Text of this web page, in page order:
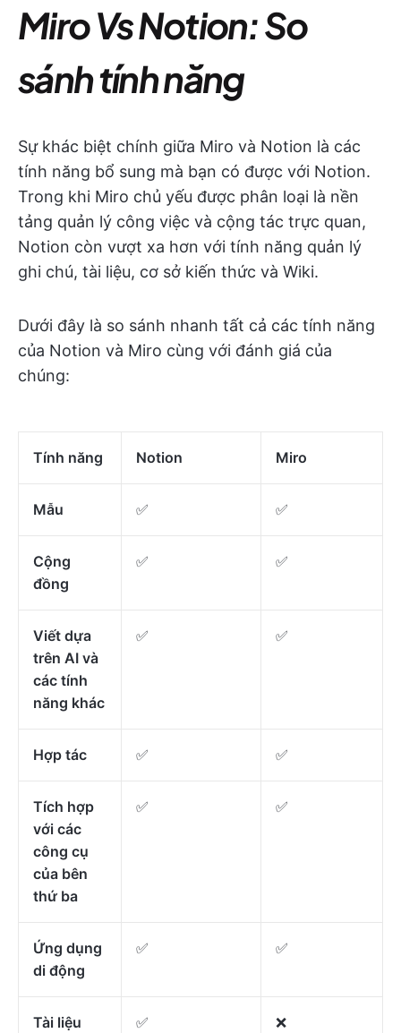
Miro Vs Notion: So
sánh tính năng
Sự khác biệt chính giữa Miro và Notion là các
tính năng bổ sung mà bạn có được với Notion.
Trong khi Miro chủ yếu được phân loại là nền
tảng quản lý công việc và cộng tác trực quan,
Notion còn vượt xa hơn với tính năng quản lý
ghi chú, tài liệu, cơ sở kiến thức và Wiki.
Dưới đây là so sánh nhanh tất cả các tính năng
của Notion và Miro cùng với đánh giá của
chúng:
Tính năng Notion Miro
Mẫu ✅ ✅
Cộng
đồng
✅ ✅
Viết dựa
trên AI và
các tính
năng khác
✅ ✅
Hợp tác ✅ ✅
Tích hợp
với các
công cụ
của bên
thứ ba
✅ ✅
Ứng dụng
di động
✅ ✅
Tài liệu ✅ ❌